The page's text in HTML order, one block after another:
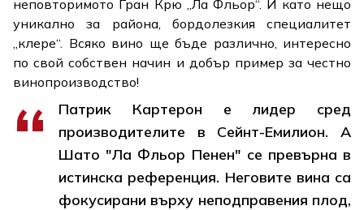
неповторимото Гран Крю „Ла Фльор“. И като нещо
уникално за района, бордолезкия специалитет
„клере“. Всяко вино ще бъде различно, интересно
по свой собствен начин и добър пример за честно
винопроизводство!
Патрик Картерон е лидер сред
производителите в Сейнт-Емилион. А
Шато "Ла Фльор Пенен" се превърна в
истинска референция. Неговите вина са
фокусирани върху неподправения плод,